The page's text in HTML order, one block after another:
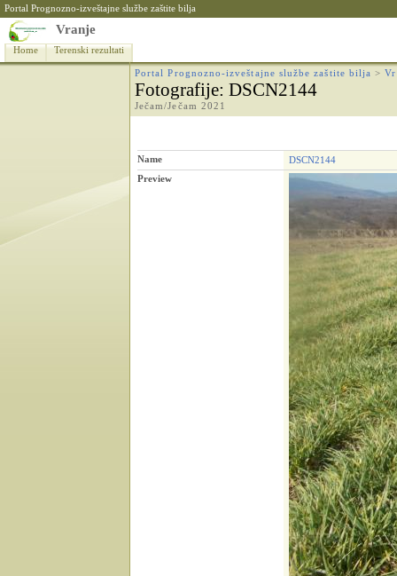
Portal Prognozno-izveštajne službe zaštite bilja
Vranje
Home Terenski rezultati
Portal Prognozno-izveštajne službe zaštite bilja >
Fotografije: DSCN2144
Ječam/Ječam 2021
Name
DSCN2144
Preview